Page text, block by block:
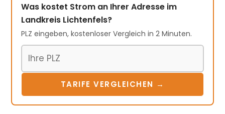
Was kostet Strom an Ihrer Adresse im
Landkreis Lichtenfels?
PLZ eingeben, kostenloser Vergleich in 2 Minuten.
TARIFE VERGLEICHEN →